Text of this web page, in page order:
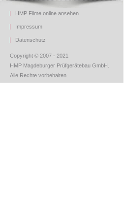
HMP Filme online ansehen
Impressum
Datenschutz
Copyright © 2007 - 2021
HMP Magdeburger Prüfgerätebau GmbH.
Alle Rechte vorbehalten.